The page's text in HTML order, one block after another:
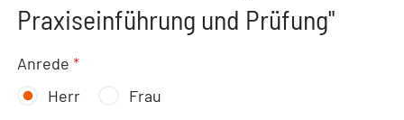
Praxiseinführung und Prüfung"
Anrede*
Herr
Frau